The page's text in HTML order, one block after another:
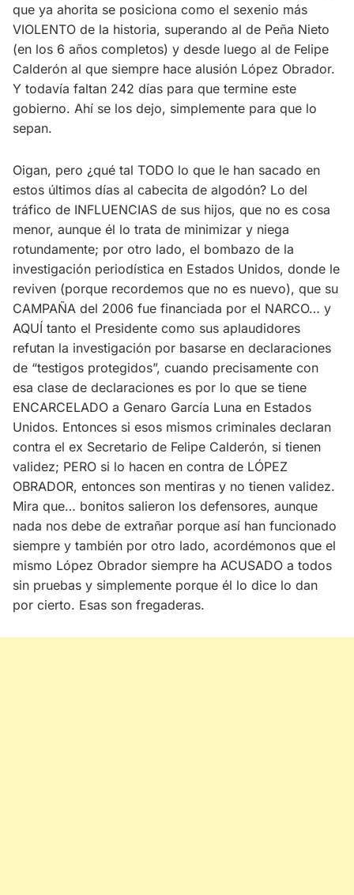
que ya ahorita se posiciona como el sexenio más
VIOLENTO de la historia, superando al de Peña Nieto
(en los 6 años completos) y desde luego al de Felipe
Calderón al que siempre hace alusión López Obrador.
Y todavía faltan 242 días para que termine este
gobierno. Ahí se los dejo, simplemente para que lo
sepan.
Oigan, pero ¿qué tal TODO lo que le han sacado en
estos últimos días al cabecita de algodón? Lo del
tráfico de INFLUENCIAS de sus hijos, que no es cosa
menor, aunque él lo trata de minimizar y niega
rotundamente; por otro lado, el bombazo de la
investigación periodística en Estados Unidos, donde le
reviven (porque recordemos que no es nuevo), que su
CAMPAÑA del 2006 fue financiada por el NARCO… y
AQUÍ tanto el Presidente como sus aplaudidores
refutan la investigación por basarse en declaraciones
de “testigos protegidos”, cuando precisamente con
esa clase de declaraciones es por lo que se tiene
ENCARCELADO a Genaro García Luna en Estados
Unidos. Entonces si esos mismos criminales declaran
contra el ex Secretario de Felipe Calderón, si tienen
validez; PERO si lo hacen en contra de LÓPEZ
OBRADOR, entonces son mentiras y no tienen validez.
Mira que… bonitos salieron los defensores, aunque
nada nos debe de extrañar porque así han funcionado
siempre y también por otro lado, acordémonos que el
mismo López Obrador siempre ha ACUSADO a todos
sin pruebas y simplemente porque él lo dice lo dan
por cierto. Esas son fregaderas.